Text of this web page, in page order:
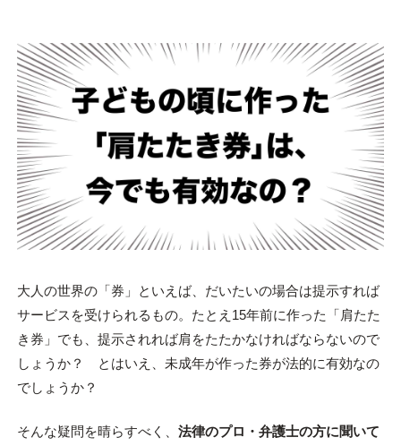
大人の世界の「券」といえば、だいたいの場合は提示すれば
サービスを受けられるもの。たとえ15年前に作った「肩たた
き券」でも、提示されれば肩をたたかなければならないので
しょうか？ とはいえ、未成年が作った券が法的に有効なの
でしょうか？
そんな疑問を晴らすべく、 法律のプロ・弁護士の方に聞いて